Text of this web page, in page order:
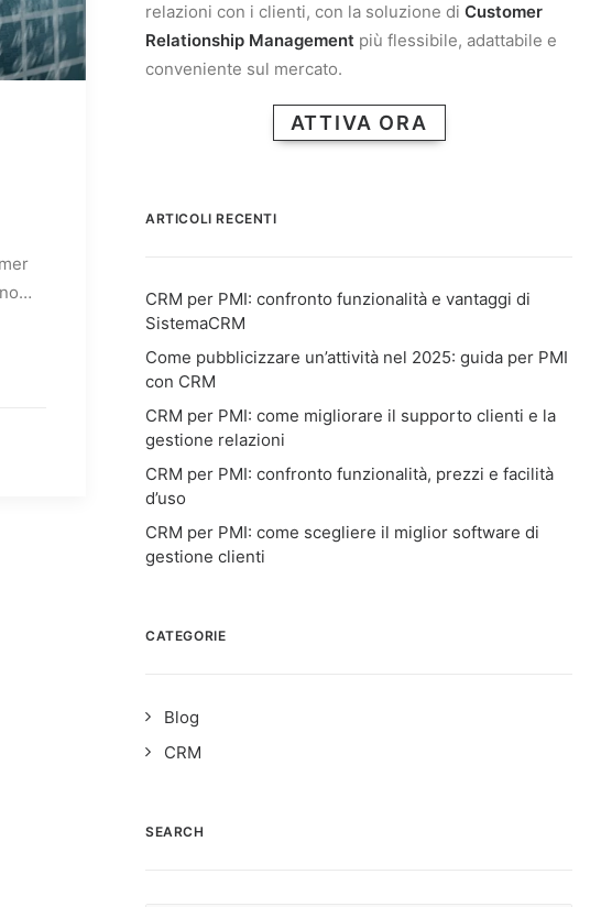
relazioni con i clienti, con la soluzione di Customer
Relationship Management più flessibile, adattabile e
conveniente sul mercato.
ATTIVA ORA
ARTICOLI RECENTI
CRM per PMI: confronto funzionalità e vantaggi di
SistemaCRM
Come pubblicizzare un’attività nel 2025: guida per PMI
con CRM
CRM per PMI: come migliorare il supporto clienti e la
gestione relazioni
CRM per PMI: confronto funzionalità, prezzi e facilità
d’uso
CRM per PMI: come scegliere il miglior software di
gestione clienti
CATEGORIE
Blog
CRM
SEARCH